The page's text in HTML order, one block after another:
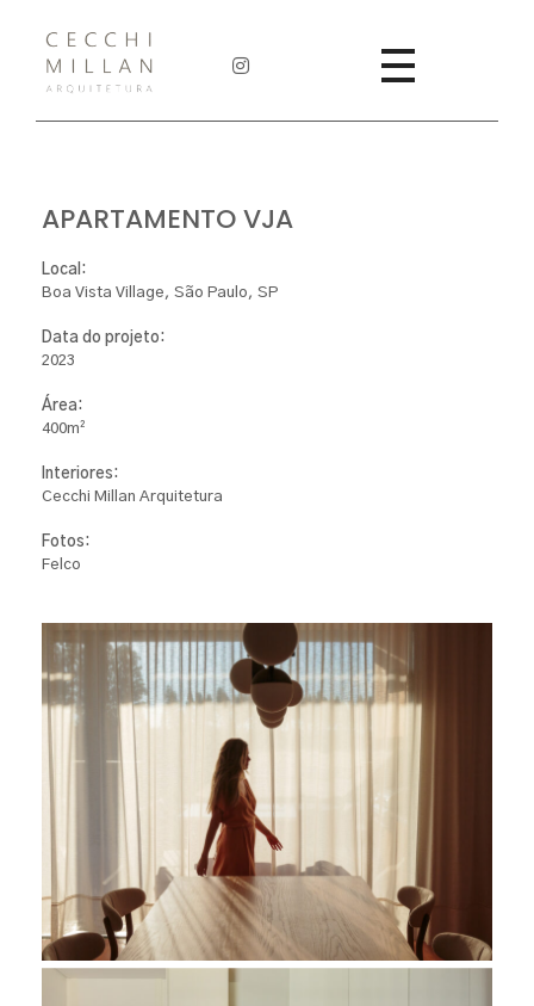
APARTAMENTO VJA
Local:
Boa Vista Village, São Paulo, SP
Data do projeto:
2023
Área:
400m²
Interiores:
Cecchi Millan Arquitetura
Fotos:
Felco